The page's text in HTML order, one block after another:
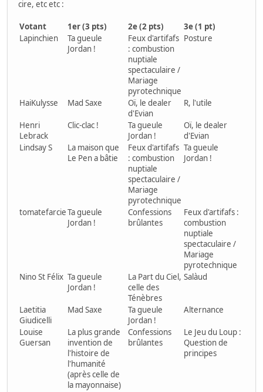
cire, etc etc :
Votant 1er (3 pts) 2e (2 pts)
3e (1 pt)
Lapinchien
Ta gueule
Jordan !
Feux d'artifafs
: combustion
nuptiale
spectaculaire /
Mariage
pyrotechnique
Posture
HaiKulysse Mad Saxe
Oï, le dealer
d'Evian
R, l'utile
Henri
Lebrack
Clic-clac !
Ta gueule
Jordan !
Oï, le dealer
d'Evian
Lindsay S
La maison que
Le Pen a bâtie
Feux d'artifafs
: combustion
nuptiale
spectaculaire /
Mariage
pyrotechnique
Ta gueule
Jordan !
tomatefarcieTa gueule
Jordan !
Confessions
brûlantes
Feux d'artifafs :
combustion
nuptiale
spectaculaire /
Mariage
pyrotechnique
Nino St Félix Ta gueule
Jordan !
La Part du Ciel,
celle des
Ténèbres
Salàud
Laetitia
Giudicelli
Mad Saxe
Ta gueule
Jordan !
Alternance
Louise
Guersan
La plus grande
invention de
l'histoire de
l'humanité
(après celle de
la mayonnaise)
Confessions
brûlantes
Le Jeu du Loup :
Question de
principes